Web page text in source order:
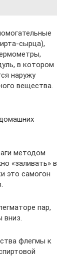
сырца),
в котором
наружу
вещества.
методом
«заливать» в
это самогон
пар,
вниз.
флегмы к